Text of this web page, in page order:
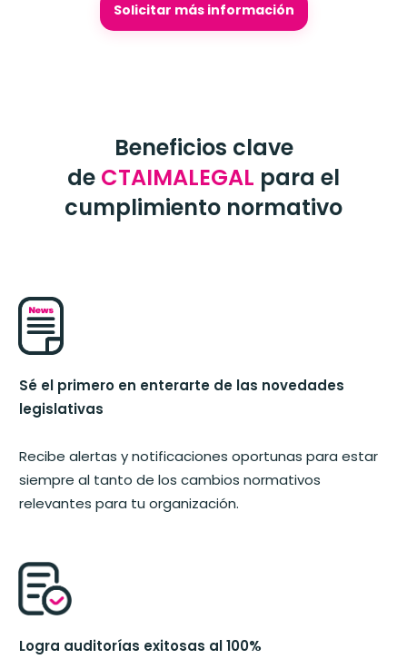
Solicitar más información
Beneficios clave
de CTAIMALEGAL para el
cumplimiento normativo
Sé el primero en enterarte de las novedades
legislativas
Recibe alertas y notificaciones oportunas para estar
siempre al tanto de los cambios normativos
relevantes para tu organización.
Logra auditorías exitosas al 100%